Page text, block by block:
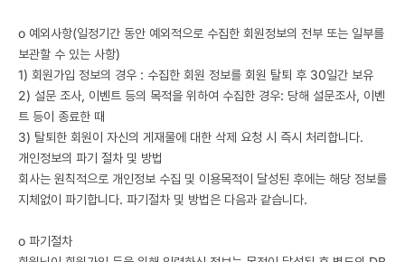
ο 예외사항(일정기간 동안 예외적으로 수집한 회원정보의 전부 또는 일부를
보관할 수 있는 사항)
1) 회원가입 정보의 경우 : 수집한 회원 정보를 회원 탈퇴 후 30일간 보유
2) 설문 조사, 이벤트 등의 목적을 위하여 수집한 경우: 당해 설문조사, 이벤
트 등이 종료한 때
3) 탈퇴한 회원이 자신의 게재물에 대한 삭제 요청 시 즉시 처리합니다.
개인정보의 파기 절차 및 방법
회사는 원칙적으로 개인정보 수집 및 이용목적이 달성된 후에는 해당 정보를
지체없이 파기합니다. 파기절차 및 방법은 다음과 같습니다.
ο 파기절차